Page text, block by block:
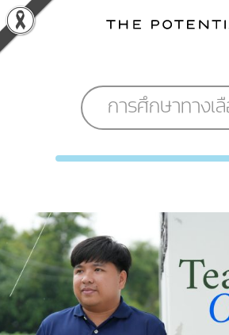
Skip
to
content
การศึกษาทางเ